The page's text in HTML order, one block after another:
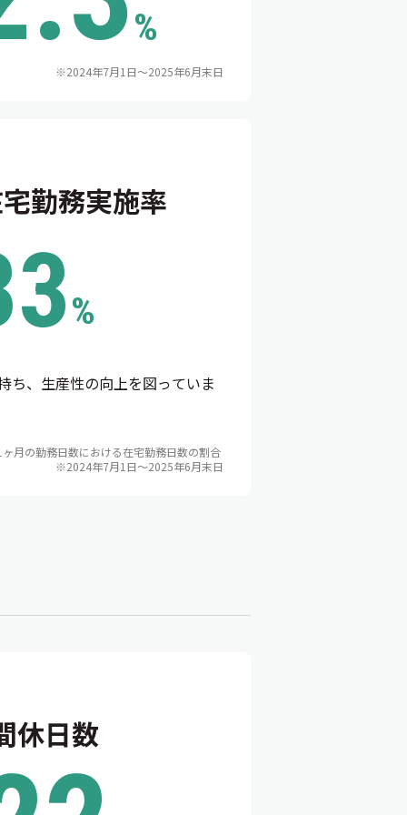
%
※2024年7月1日～2025年6月末日
勤務実施率
%
ち、生産性の向上を図っていま
月の勤務日数における在宅勤務日数の割合
※2024年7月1日〜2025年6月末日
休日数